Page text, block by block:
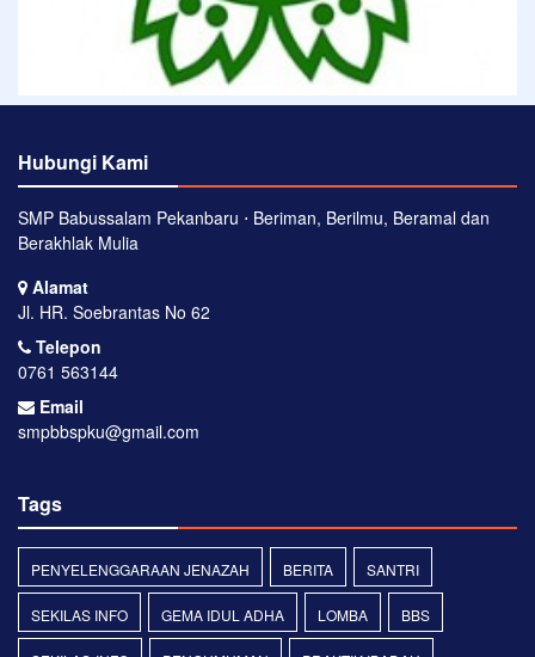
Hubungi Kami
SMP Babussalam Pekanbaru ⋅ Beriman, Berilmu, Beramal dan
Berakhlak Mulia
Alamat
Jl. HR. Soebrantas No 62
Telepon
0761 563144
Email
smpbbspku@gmail.com
Tags
PENYELENGGARAAN JENAZAH BERITA SANTRI
SEKILAS INFO GEMA IDUL ADHA LOMBA BBS